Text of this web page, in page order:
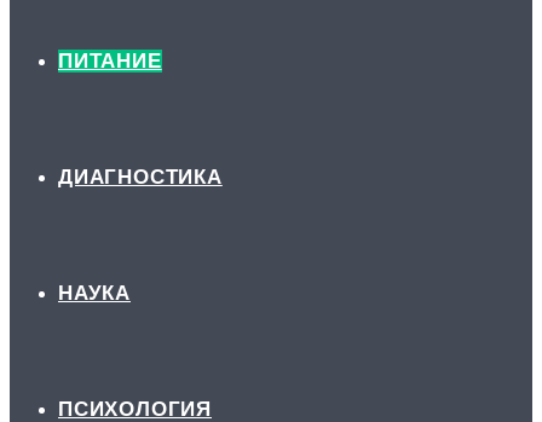
ПИТАНИЕ
ДИАГНОСТИКА
НАУКА
ПСИХОЛОГИЯ